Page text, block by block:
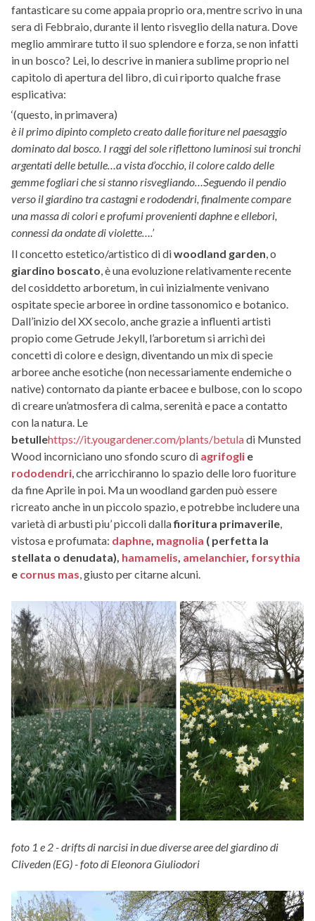
fantasticare su come appaia proprio ora, mentre scrivo in una
sera di Febbraio, durante il lento risveglio della natura. Dove
meglio ammirare tutto il suo splendore e forza, se non infatti
in un bosco? Lei, lo descrive in maniera sublime proprio nel
capitolo di apertura del libro, di cui riporto qualche frase
esplicativa:
‘(questo, in primavera)
è il primo dipinto completo creato dalle fioriture nel paesaggio
dominato dal bosco. I raggi del sole riflettono luminosi sui tronchi
argentati delle betulle…a vista d’occhio, il colore caldo delle
gemme fogliari che si stanno risvegliando…Seguendo il pendio
verso il giardino tra castagni e rododendri, finalmente compare
una massa di colori e profumi provenienti daphne e ellebori,
connessi da ondate di violette….’
Il concetto estetico/artistico di diwoodland garden, o
giardino boscato, è una evoluzione relativamente recente
del cosiddetto arboretum, in cui inizialmente venivano
ospitate specie arboree in ordine tassonomico e botanico.
Dall’inizio del XX secolo, anche grazie a influenti artisti
propio come Getrude Jekyll, l’arboretum si arrichì dei
concetti di colore e design, diventando un mix di specie
arboree anche esotiche (non necessariamente endemiche o
native) contornato da piante erbacee e bulbose, con lo scopo
di creare un’atmosfera di calma, serenità e pace a contatto
con la natura. Le
betullehttps://it.yougardener.com/plants/betuladi Munsted
Wood incorniciano uno sfondo scuro di agrifogli e
rododendri, che arricchiranno lo spazio delle loro fuoriture
da fine Aprile in poi. Ma un woodland garden può essere
ricreato anche in un piccolo spazio, e potrebbe includere una
varietà di arbusti piu’ piccoli dallafioritura primaverile,
vistosa e profumata: daphne, magnolia ( perfetta la
stellata o denudata), hamamelis, amelanchier, forsythia
e cornus mas, giusto per citarne alcuni.
foto 1 e 2 - drifts di narcisi in due diverse aree del giardino di
Cliveden (EG) - foto di Eleonora Giuliodori